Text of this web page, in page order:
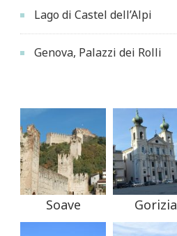
Lago di Castel dell’Alpi
Genova, Palazzi dei Rolli
Soave Gorizia